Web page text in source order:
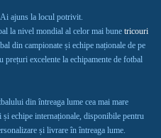
ajuns la locul potrivit.
la nivel mondial al celor mai bune tricouri
din campionate și echipe naționale de pe
prețuri excelente la echipamente de fotbal
din întreaga lume cea mai mare
echipe internaționale, disponibile pentru
și livrare în întreaga lume.